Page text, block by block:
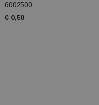
6002500
€ 0,50